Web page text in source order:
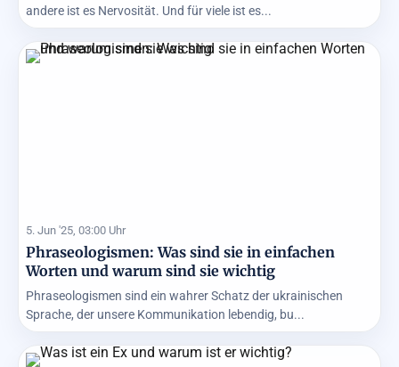
andere ist es Nervosität. Und für viele ist es...
5. Jun '25, 03:00 Uhr
Phraseologismen: Was sind sie in einfachen
Worten und warum sind sie wichtig
Phraseologismen sind ein wahrer Schatz der ukrainischen
Sprache, der unsere Kommunikation lebendig, bu...